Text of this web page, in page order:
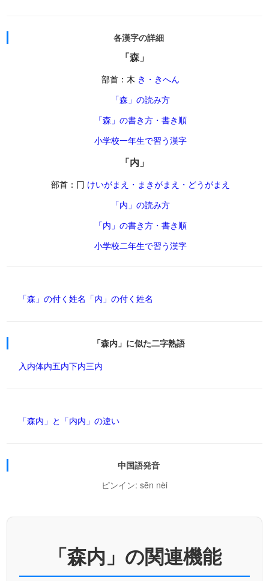
各漢字の詳細
「森」
部首：木 き・きへん
「森」の読み方
「森」の書き方・書き順
小学校一年生で習う漢字
「内」
部首：冂 けいがまえ・まきがまえ・どうがまえ
「内」の読み方
「内」の書き方・書き順
小学校二年生で習う漢字
「森」の付く姓名 「内」の付く姓名
「森内」に似た二字熟語
入内体内五内下内三内
「森内」と「内内」の違い
中国語発音
ピンイン: sēn nèi
「森内」の関連機能